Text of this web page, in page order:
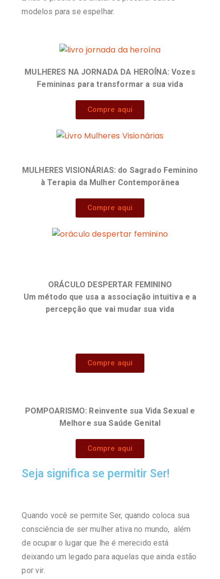
modelos para se espelhar.
MULHERES NA JORNADA DA HEROÍNA: Vozes
Femininas para transformar a sua vida
Compre aqui
MULHERES VISIONÁRIAS: do Sagrado Feminino
à Terapia da Mulher Contemporânea
Compre aqui
ORÁCULO DESPERTAR FEMININO
Um método que usa a associação intuitiva e a
percepção que vai mudar sua vida
Compre aqui
POMPOARISMO: Reinvente sua Vida Sexual e
Melhore sua Saúde Genital
Compre aqui
Seja significa se permitir Ser!
Quando você se permite Ser, quando coloca sua
consciência de ser mulher ativa no mundo, além
de ocupar o lugar que lhe é merecido está
deixando um legado para aquelas que ainda estão
por vir.